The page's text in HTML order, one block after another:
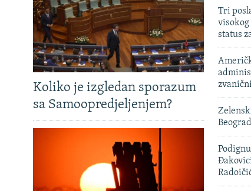
Koliko je izgledan sporazum
sa Samoopredjeljenjem?
Tri
visokog
status